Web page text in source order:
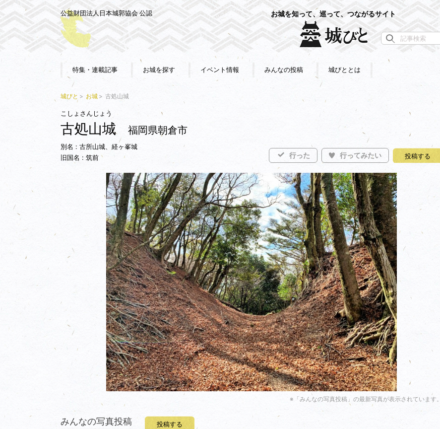
公益財団法人日本城郭協会 公認 お城を知って、巡って、つながるサイト
特集・連載記事 お城を探す イベント情報 みんなの投稿 城びととは
城びと お城 古処山城
こしょさんじょう
古処山城 福岡県朝倉市
別名 : 古所山城、経ヶ峯城
旧国名 : 筑前
行った 行ってみたい 投稿する
※「みんなの写真投稿」の最新写真が表示されています。
みんなの写真投稿 投稿する